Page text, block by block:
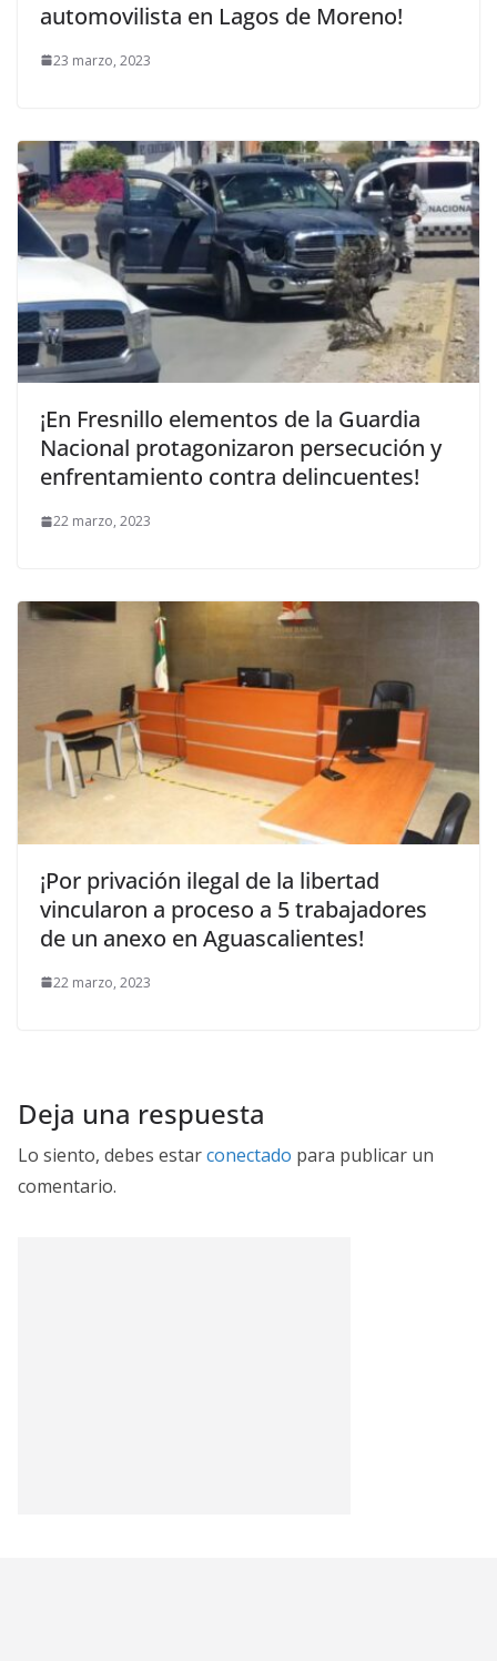
automovilista en Lagos de Moreno!
23 marzo, 2023
¡En Fresnillo elementos de la Guardia
Nacional protagonizaron persecución y
enfrentamiento contra delincuentes!
22 marzo, 2023
¡Por privación ilegal de la libertad
vincularon a proceso a 5 trabajadores
de un anexo en Aguascalientes!
22 marzo, 2023
Deja una respuesta
Lo siento, debes estarconectado para publicar un
comentario.